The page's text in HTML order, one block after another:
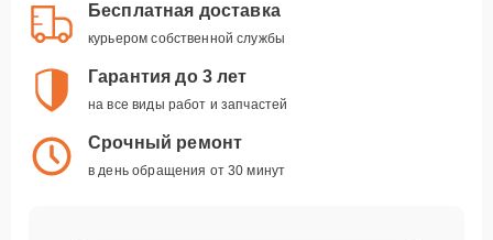
Бесплатная доставка
курьером собственной службы
Гарантия до 3 лет
на все виды работ и запчастей
Срочный ремонт
в день обращения от 30 минут